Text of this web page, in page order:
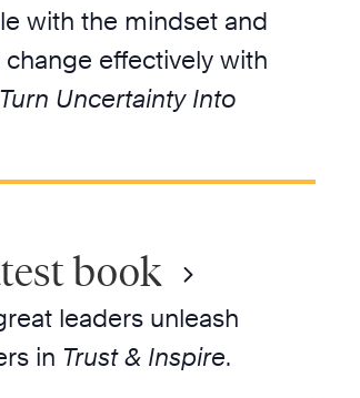
with the mindset and
effectively with
Uncertainty Into
book
leaders unleash
in Trust & Inspire.